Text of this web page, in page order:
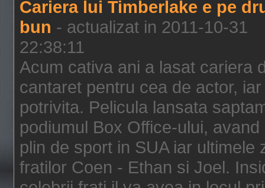
Cariera lui Timberlake e pe
bun - actualizat in 2011-10-31
22:38:11
Acum cativa ani a lasat cariera
cantaret pentru cea de actor,
potrivita. Pelicula lansata
podiumul Box Office-ului,
plin de sport in SUA iar
fratilor Coen - Ethan si Joel.